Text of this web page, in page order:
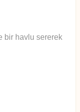
bir havlu sererek